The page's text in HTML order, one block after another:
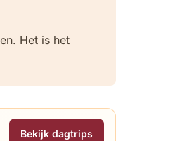
Het is het
Bekijk dagtrips